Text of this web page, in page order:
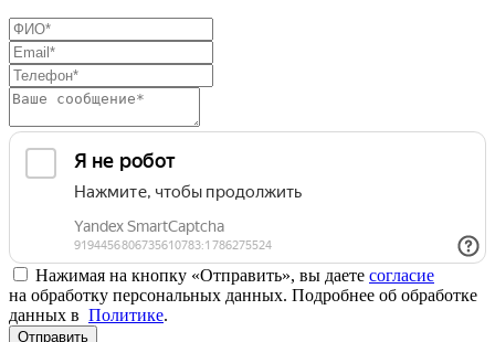
Нажимая на кнопку «Отправить», вы даете согласие
на обработку персональных данных. Подробнее об обработке
данных в Политике.
Отправить